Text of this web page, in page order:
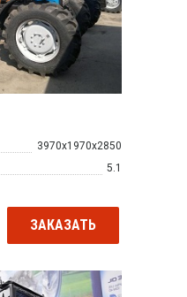
3970х1970х2850
5.1
ЗАКАЗАТЬ